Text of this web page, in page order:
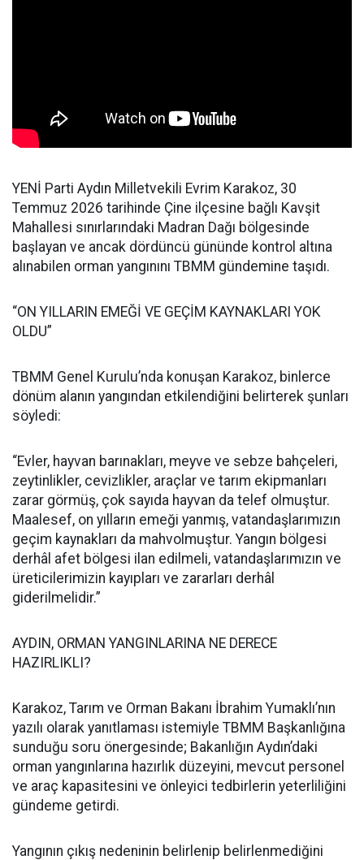
YENİ Parti Aydın Milletvekili Evrim Karakoz, 30
Temmuz 2026 tarihinde Çine ilçesine bağlı Kavşit
Mahallesi sınırlarındaki Madran Dağı bölgesinde
başlayan ve ancak dördüncü gününde kontrol altına
alınabilen orman yangınını TBMM gündemine taşıdı.
“ON YILLARIN EMEĞİ VE GEÇİM KAYNAKLARI YOK
OLDU”
TBMM Genel Kurulu’nda konuşan Karakoz, binlerce
dönüm alanın yangından etkilendiğini belirterek şunları
söyledi:
“Evler, hayvan barınakları, meyve ve sebze bahçeleri,
zeytinlikler, cevizlikler, araçlar ve tarım ekipmanları
zarar görmüş, çok sayıda hayvan da telef olmuştur.
Maalesef, on yılların emeği yanmış, vatandaşlarımızın
geçim kaynakları da mahvolmuştur. Yangın bölgesi
derhâl afet bölgesi ilan edilmeli, vatandaşlarımızın ve
üreticilerimizin kayıpları ve zararları derhâl
giderilmelidir.”
AYDIN, ORMAN YANGINLARINA NE DERECE
HAZIRLIKLI?
Karakoz, Tarım ve Orman Bakanı İbrahim Yumaklı’nın
yazılı olarak yanıtlaması istemiyle TBMM Başkanlığına
sunduğu soru önergesinde; Bakanlığın Aydın’daki
orman yangınlarına hazırlık düzeyini, mevcut personel
ve araç kapasitesini ve önleyici tedbirlerin yeterliliğini
gündeme getirdi.
Yangının çıkış nedeninin belirlenip belirlenmediğini